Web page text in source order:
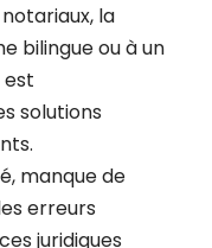
la
bilingue ou à un
solutions
manque de
erreurs
juridiques